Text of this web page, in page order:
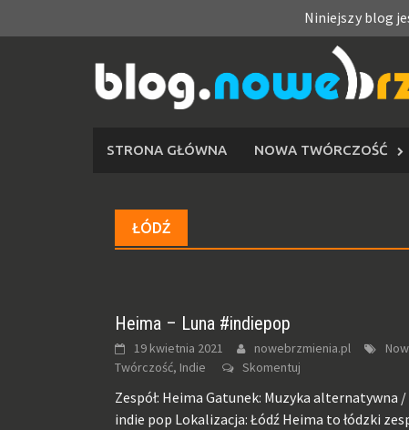
Niniejszy blog
STRONA GŁÓWNA NOWA TWÓRCZOŚĆ
ŁÓDŹ
Heima – Luna #indiepop
19 kwietnia 2021 nowebrzmienia.pl
Twórczość, Indie
Skomentuj
Zespół: Heima Gatunek: Muzyka alternatywna /
indie pop Lokalizacja: Łódź Heima to łódzki